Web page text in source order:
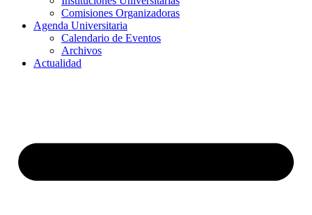
Comisiones Organizadoras
Agenda Universitaria
Calendario de Eventos
Archivos
Actualidad